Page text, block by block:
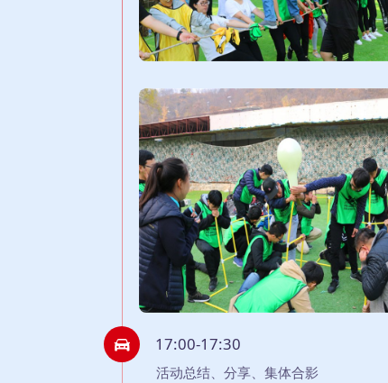
17:00-17:30
活动总结、分享、集体合影